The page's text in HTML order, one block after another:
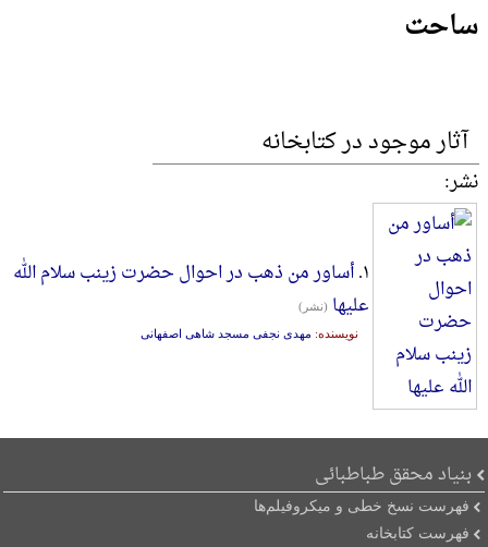
ساحت
آثار موجود در کتابخانه
نشر:
۱. أساور من ذهب در احوال حضرت زینب سلام الله
علیها (نشر)
نویسنده: مهدی نجفی مسجد شاهی اصفهانی
بنیاد محقق طباطبائی
فهرست نسخ خطی و میکروفیلم‌ها
فهرست کتابخانه